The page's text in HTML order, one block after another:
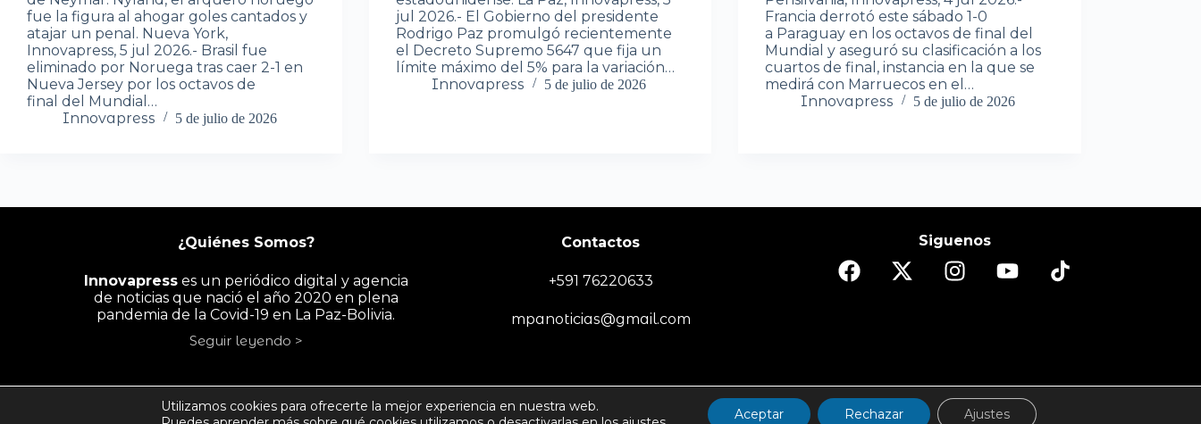
fue la figura al ahogar goles cantados y
atajar un penal. Nueva York,
Innovapress, 5 jul 2026.- Brasil fue
eliminado por Noruega tras caer 2-1 en
Nueva Jersey por los octavos de
final del Mundial…
Innovapress
5 de julio de 2026
jul 2026.- El Gobierno del presidente
Rodrigo Paz promulgó recientemente
el Decreto Supremo 5647 que fija un
límite máximo del 5% para la variación…
Innovapress
5 de julio de 2026
Francia derrotó este sábado 1-0
a Paraguay en los octavos de final del
Mundial y aseguró su clasificación a los
cuartos de final, instancia en la que se
medirá con Marruecos en el…
Innovapress
5 de julio de 2026
¿Quiénes Somos?
Innovapresses un periódico digital y agencia
de noticias que nació el año 2020 en plena
pandemia de la Covid-19 en La Paz-Bolivia.
Seguir leyendo >
Contactos
+591 76220633
mpanoticias@gmail.com
Siguenos
Utilizamos cookies para ofrecerte la mejor experiencia en nuestra web.
Aceptar Rechazar Ajustes